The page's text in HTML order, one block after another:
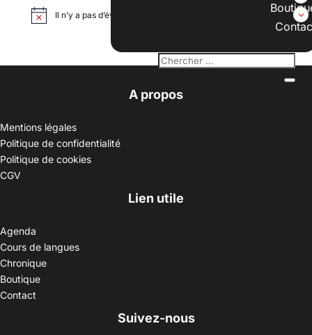
Il n’y a pas d’évènements à venir.
A propos
Mentions légales
Politique de confidentialité
Politique de cookies
CGV
Lien utile
Agenda
Cours de langues
Chronique
Boutique
Contact
Suivez-nous